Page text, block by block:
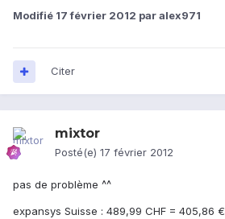
Modifié 17 février 2012 par alex971
Citer
mixtor
Posté(e) 17 février 2012
pas de problème ^^
expansys Suisse : 489,99 CHF = 405,86 €